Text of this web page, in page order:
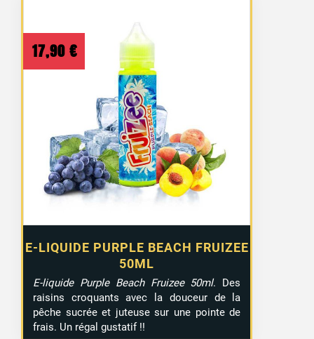
E-LIQUIDE PURPLE BEACH FRUIZEE
50ML
17,90 €
E-liquide Purple Beach Fruizee 50ml. Des
raisins croquants avec la douceur de la
pêche sucrée et juteuse sur une pointe de
frais. Un régal gustatif !!